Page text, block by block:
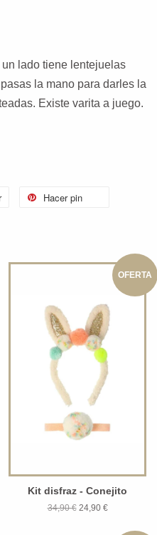
lado tiene lentejuelas
la mano para darles la
Existe varita a juego.
Hacer pin
OFERTA
Kit disfraz - Conejito
34,90 €24,90 €